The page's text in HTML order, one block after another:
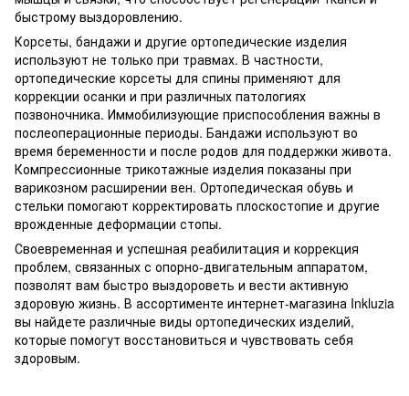
быстрому выздоровлению.
Корсеты, бандажи и другие ортопедические изделия
используют не только при травмах. В частности,
ортопедические корсеты для спины применяют для
коррекции осанки и при различных патологиях
позвоночника. Иммобилизующие приспособления важны в
послеоперационные периоды. Бандажи используют во
время беременности и после родов для поддержки живота.
Компрессионные трикотажные изделия показаны при
варикозном расширении вен. Ортопедическая обувь и
стельки помогают корректировать плоскостопие и другие
врожденные деформации стопы.
Своевременная и успешная реабилитация и коррекция
проблем, связанных с опорно-двигательным аппаратом,
позволят вам быстро выздороветь и вести активную
здоровую жизнь. В ассортименте интернет-магазина Inkluzia
вы найдете различные виды ортопедических изделий,
которые помогут восстановиться и чувствовать себя
здоровым.